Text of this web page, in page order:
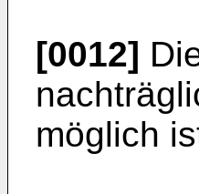
[0012]
möglich